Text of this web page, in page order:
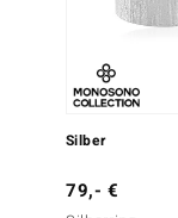
Silber
79,- €